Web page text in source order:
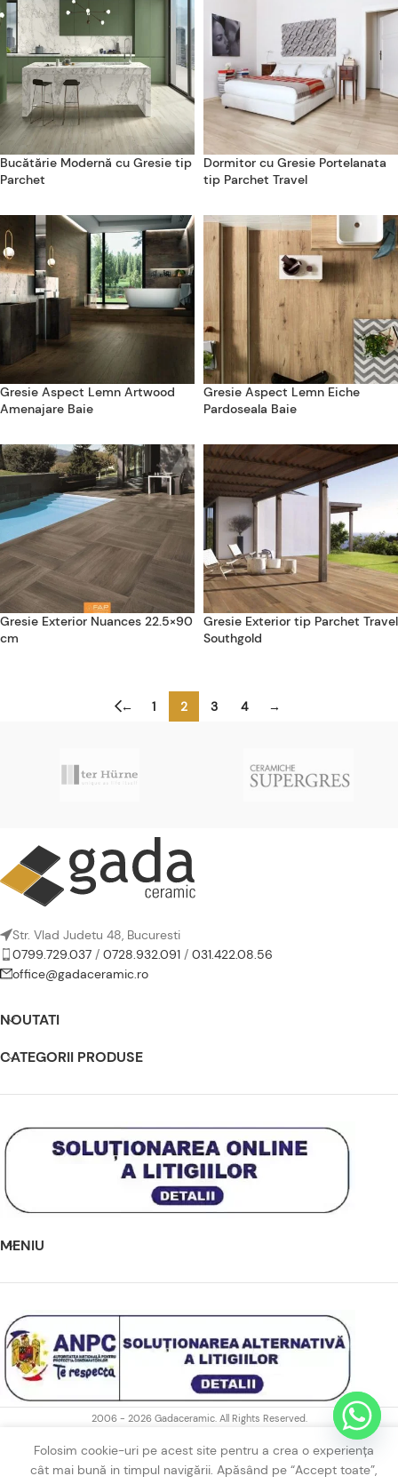
Bucătărie Modernă cu Gresie tip
Parchet
Dormitor cu Gresie Portelanata
tip Parchet Travel
Gresie Aspect Lemn Artwood
Amenajare Baie
Gresie Aspect Lemn Eiche
Pardoseala Baie
Gresie Exterior Nuances 22.5×90
cm
Gresie Exterior tip Parchet Travel
Southgold
← 1 2 3 4 →
Str. Vlad Judetu 48, Bucuresti
0799.729.037 / 0728.932.091 / 031.422.08.56
office@gadaceramic.ro
NOUTATI
CATEGORII PRODUSE
MENIU
2006 - 2026 Gadaceramic. All Rights Reserved.
Folosim cookie-uri pe acest site pentru a crea o experiența
cât mai bună in timpul navigării. Apăsând pe “Accept toate”,